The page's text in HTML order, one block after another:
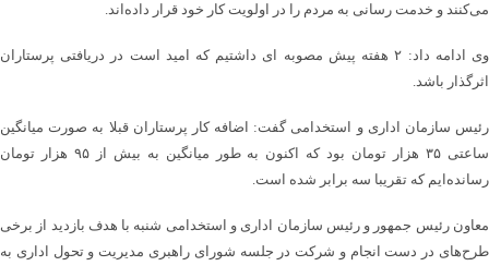
می‌کنند و خدمت رسانی به مردم را در اولویت کار خود قرار داده‌اند.
وی ادامه داد: ۲ هفته پیش مصوبه ای داشتیم که امید است در دریافتی پرستاران
اثرگذار باشد.
رئیس سازمان اداری و استخدامی گفت: اضافه کار پرستاران قبلا به صورت میانگین
ساعتی ۳۵ هزار تومان بود که اکنون به طور میانگین به بیش از ۹۵ هزار تومان
رسانده‌ایم که تقریبا سه برابر شده است.
معاون رئیس جمهور و رئیس سازمان اداری و استخدامی شنبه با هدف بازدید از برخی
طرح‌های در دست انجام و شرکت در جلسه شورای راهبری مدیریت و تحول اداری به